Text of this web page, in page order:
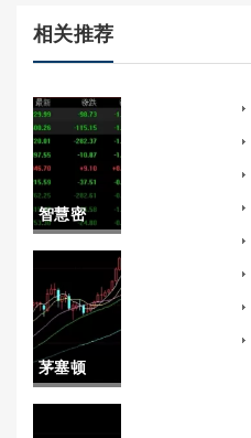
相关推荐
智慧密
码！股指
期货保证
金率(股指
期货保证
茅塞顿
开！深圳